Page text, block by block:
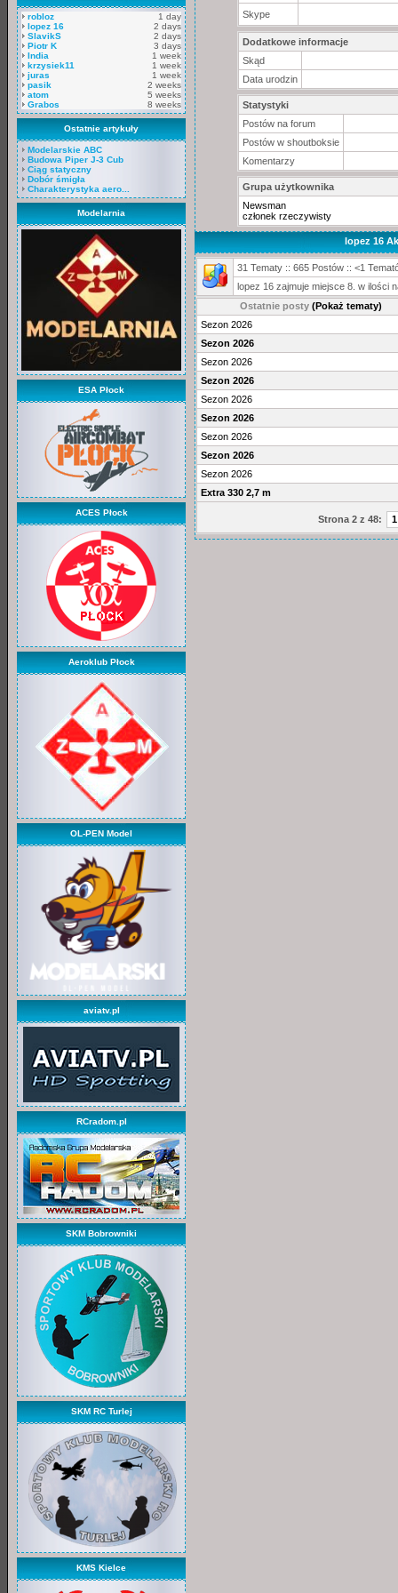
robloz
1 day
lopez 16
2 days
SlavikS
2 days
Piotr K
3 days
India
1 week
krzysiek11
1 week
juras
1 week
pasik
2 weeks
atom
5 weeks
Grabos
8 weeks
Ostatnie artykuły
Modelarskie ABC
Budowa Piper J-3 Cub
Ciąg statyczny
Dobór śmigła
Charakterystyka aero...
Modelarnia
ESA Płock
ACES Płock
Aeroklub Płock
OL-PEN Model
aviatv.pl
RCradom.pl
SKM Bobrowniki
SKM RC Turlej
KMS Kielce
Skype
Dodatkowe informacje
Skąd
Data urodzin
Statystyki
Postów na forum
Postów w shoutboksie
Komentarzy
Grupa użytkownika
Newsman
członek rzeczywisty
lopez 16
31 Tematy :: 665 Postów :: <1
lopez 16 zajmuje miejsce 8. w ilości
Ostatnie posty (Pokaż tematy)
Sezon 2026
Sezon 2026
Sezon 2026
Sezon 2026
Sezon 2026
Sezon 2026
Sezon 2026
Sezon 2026
Sezon 2026
Extra 330 2,7 m
Strona 2 z 48: 1